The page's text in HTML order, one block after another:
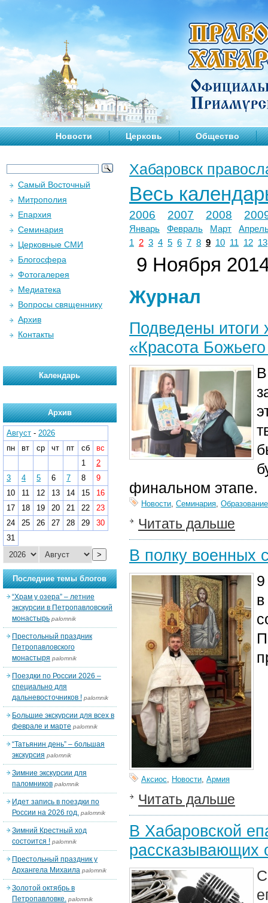
Новости Церковь Общество
Хабаровск
Весь
2006 2007 2008
Январь Февраль Март
1
2 3 4 5 6 7 8 9 10 11 12 13
9 Ноября
Журнал
Подведены итоги
«Красота
финальном этапе.
Новости, Семинария, Образование
Читать дальше
В полку военных
Аксиос, Новости, Армия
Читать дальше
В Хабаровской
рассказывающих
Самый Восточный
Митрополия
Епархия
Семинария
Церковные СМИ
Блогосфера
Фотогалерея
Медиатека
Вопросы священнику
Архив
Контакты
Календарь
Архив
Август - 2026
пн
вт ср чт пт сб
вс
1
2
3
4 5 6 7 8
9
10
11 12 13 14 15
16
17
18 19 20 21 22
23
24
25 26 27 28 29
30
31
>
Последние темы блогов
“Храм у озера” – летние
экскурсии в Петропавловский
монастырь palomnik
Престольный праздник
Петропавловского
монастыря palomnik
Поездки по России 2026 –
специально для
дальневосточников ! palomnik
Большие экскурсии для всех в
феврале и марте palomnik
“Татьянин день” – большая
экскурсия palomnik
Зимние экскурсии для
паломников palomnik
Идет запись в поездки по
России на 2026 год. palomnik
Зимний Крестный ход
состоится ! palomnik
Престольный праздник у
Архангела Михаила palomnik
Золотой октябрь в
Петропавловке. palomnik